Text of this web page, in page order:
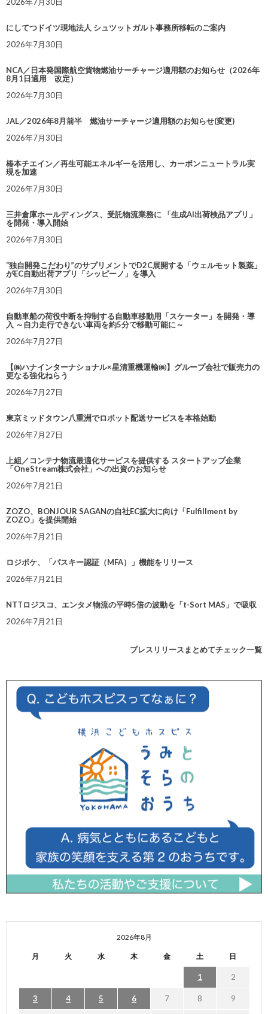
にしてつドイツ現地法人 シュツットガルト事務所移転のご案内
2026年7月30日
NCA／日本発国際航空貨物燃油サーチャージ適用額のお知らせ（2026年
8月1日適用 改定）
2026年7月30日
JAL／2026年8月前半 燃油サーチャージ適用額のお知らせ(変更)
2026年7月30日
椿本チエイン／再生可能エネルギーを活用し、カーボンニュートラル実
現を加速
2026年7月30日
三井倉庫ホールディングス、受託物流業務に 「生成AI出荷検品アプリ」
を開発・導入開始
2026年7月30日
“独自開発こだわり”のサプリメントでD2C展開する「ウェルモット製薬」
がEC自動出荷アプリ「シッピーノ」を導入
2026年7月30日
自動車船の荷役中断を抑制する自動車移動用「スケーター」を開発・導
入 ～自力走行できない車両を約5分で移動可能に～
2026年7月27日
【㈱ハナインターナショナル×星清重機運輸㈱】グループ会社で販売力の
更なる強化ねらう
2026年7月27日
東京ミッドタウン八重洲でロボット配送サービスを本格始動
2026年7月27日
上組／コンテナ物流最適化サービスを提供する スタートアップ企業
「OneStream株式会社」への出資のお知らせ
2026年7月21日
ZOZO、BONJOUR SAGANの自社EC拡大に向け「Fulfillment by
ZOZO」を提供開始
2026年7月21日
ロジポケ、「パスキー認証（MFA）」機能をリリース
2026年7月21日
NTTロジスコ、エンタメ物流の平時5倍の波動を「t-Sort MAS」で吸収
2026年7月21日
プレスリリースまとめてチェック一覧
2026年8月
月 火 水 木 金 土 日
1 2
3 4 5 6 7 8 9